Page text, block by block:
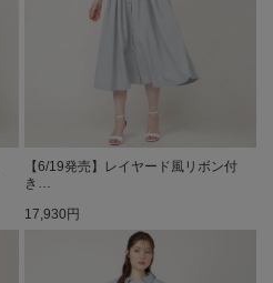
【6/19発売】レイヤード風リボン付
き…
17,930円